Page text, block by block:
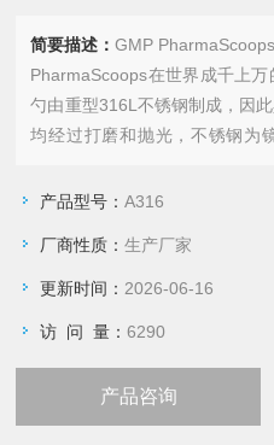
简要描述：GMP
PharmaScoops在世界成千上
勺由重型316L不锈钢制成，因
均经过打磨和抛光，不锈钢为
11 种尺寸有现货供应，从小
产品型号：A316
厂商性质：生产厂家
更新时间： 2026-06-16
访 问 量：6290
产品咨询